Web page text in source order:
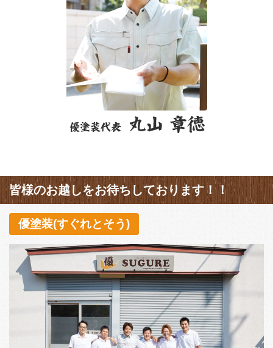
皆様のお越しをお待ちしております！！
優塗装(すぐれとそう)